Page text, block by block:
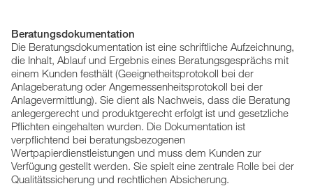
Beratungsdokumentation
Die Beratungsdokumentation ist eine schriftliche Aufzeichnung,
die Inhalt, Ablauf und Ergebnis eines Beratungsgesprächs mit
einem Kunden festhält (Geeignetheitsprotokoll bei der
Anlageberatung oder Angemessenheitsprotokoll bei der
Anlagevermittlung). Sie dient als Nachweis, dass die Beratung
anlegergerecht und produktgerecht erfolgt ist und gesetzliche
Pflichten eingehalten wurden. Die Dokumentation ist
verpflichtend bei beratungsbezogenen
Wertpapierdienstleistungen und muss dem Kunden zur
Verfügung gestellt werden. Sie spielt eine zentrale Rolle bei der
Qualitätssicherung und rechtlichen Absicherung.